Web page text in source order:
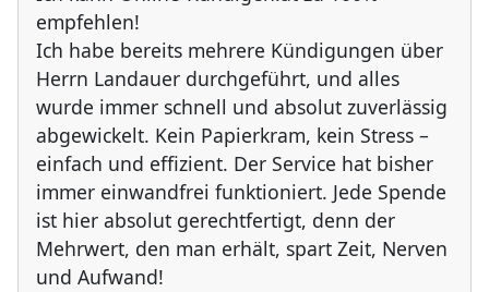
empfehlen!
Ich habe bereits mehrere Kündigungen über
Herrn Landauer durchgeführt, und alles
wurde immer schnell und absolut zuverlässig
abgewickelt. Kein Papierkram, kein Stress –
einfach und effizient. Der Service hat bisher
immer einwandfrei funktioniert. Jede Spende
ist hier absolut gerechtfertigt, denn der
Mehrwert, den man erhält, spart Zeit, Nerven
und Aufwand!